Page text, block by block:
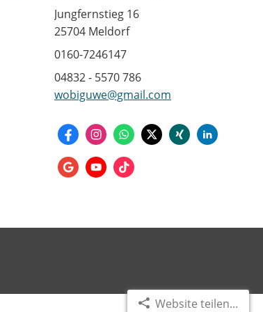
Jungfernstieg 16
25704 Meldorf
0160-7246147
04832 - 5570 786
wobiguwe@gmail.com
Website teilen...